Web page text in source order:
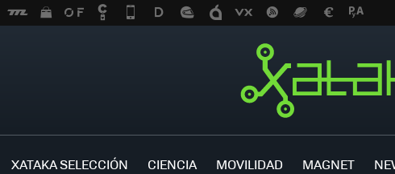
XATAKA SELECCIÓN CIENCIA MOVILIDAD MAGNET